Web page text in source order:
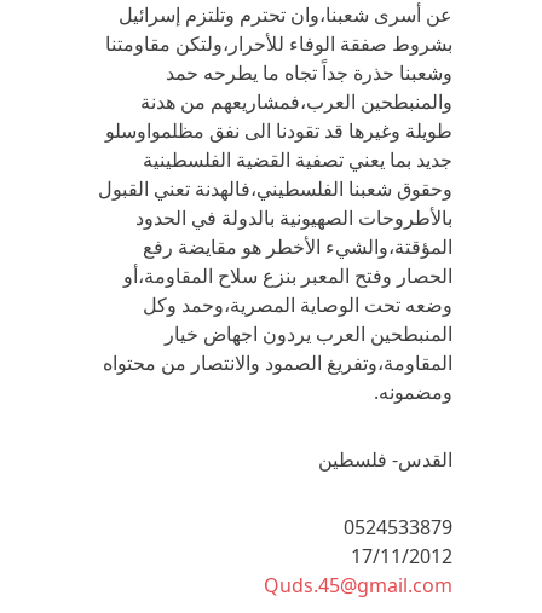
عن أسرى شعبنا،وان تحترم وتلتزم إسرائيل
بشروط صفقة الوفاء للأحرار،ولتكن مقاومتنا
وشعبنا حذرة جداً تجاه ما يطرحه حمد
والمنبطحين العرب،فمشاريعهم من هدنة
طويلة وغيرها قد تقودنا الى نفق مظلمواوسلو
جديد بما يعني تصفية القضية الفلسطينية
وحقوق شعبنا الفلسطيني،فالهدنة تعني القبول
بالأطروحات الصهيونية بالدولة في الحدود
المؤقتة،والشيء الأخطر هو مقايضة رفع
الحصار وفتح المعبر بنزع سلاح المقاومة،أو
وضعه تحت الوصاية المصرية،وحمد وكل
المنبطحين العرب يردون اجهاض خيار
المقاومة،وتفريغ الصمود والانتصار من محتواه
ومضمونه.
القدس- فلسطين
0524533879
17/11/2012
Quds.45@gmail.com